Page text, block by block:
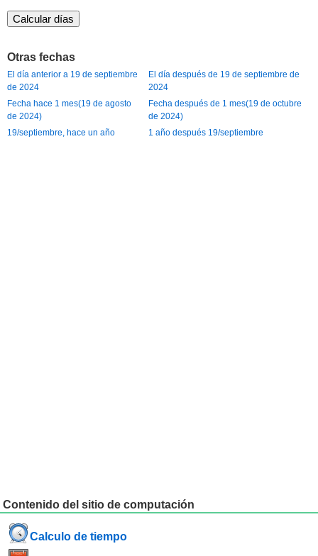
Otras fechas
El día anterior a 19 de septiembre
de 2024
El día después de 19 de septiembre de
2024
Fecha hace 1 mes(19 de agosto
de 2024)
Fecha después de 1 mes(19 de octubre
de 2024)
19/septiembre, hace un año
1 año después 19/septiembre
Contenido del sitio de computación
Calculo de tiempo